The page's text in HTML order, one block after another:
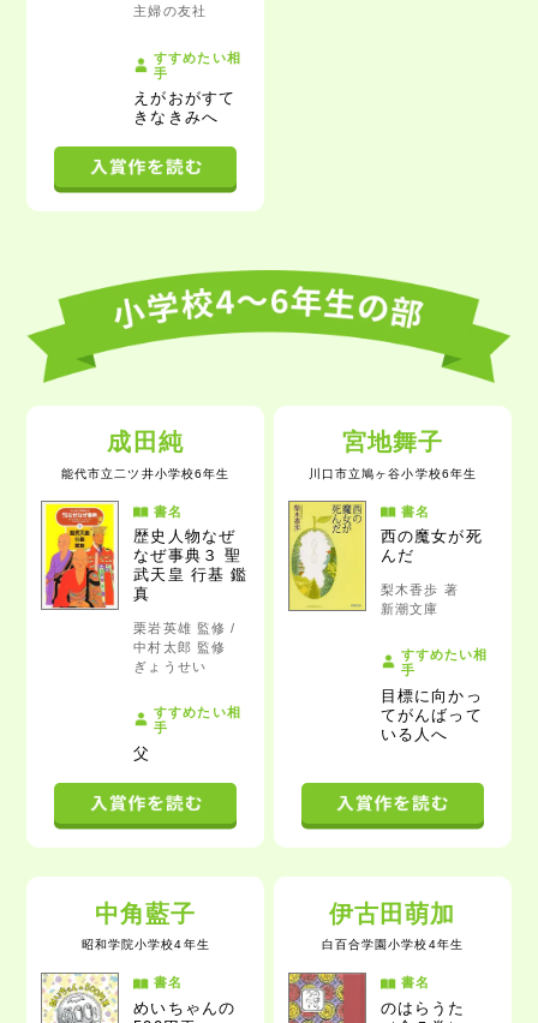
主婦の友社
すすめたい相
手
えがおがすて
きなきみへ
成田純
能代市立二ツ井小学校6年生
書名
歴史人物なぜ
なぜ事典３ 聖
武天皇 行基 鑑
真
栗岩英雄 監修 /
中村太郎 監修
ぎょうせい
すすめたい相
手
父
宮地舞子
川口市立鳩ヶ谷小学校6年生
書名
西の魔女が死
んだ
梨木香歩 著
新潮文庫
すすめたい相
手
目標に向かっ
てがんばって
いる人へ
中角藍子
昭和学院小学校4年生
書名
めいちゃんの
伊古田萌加
白百合学園小学校4年生
書名
のはらうた